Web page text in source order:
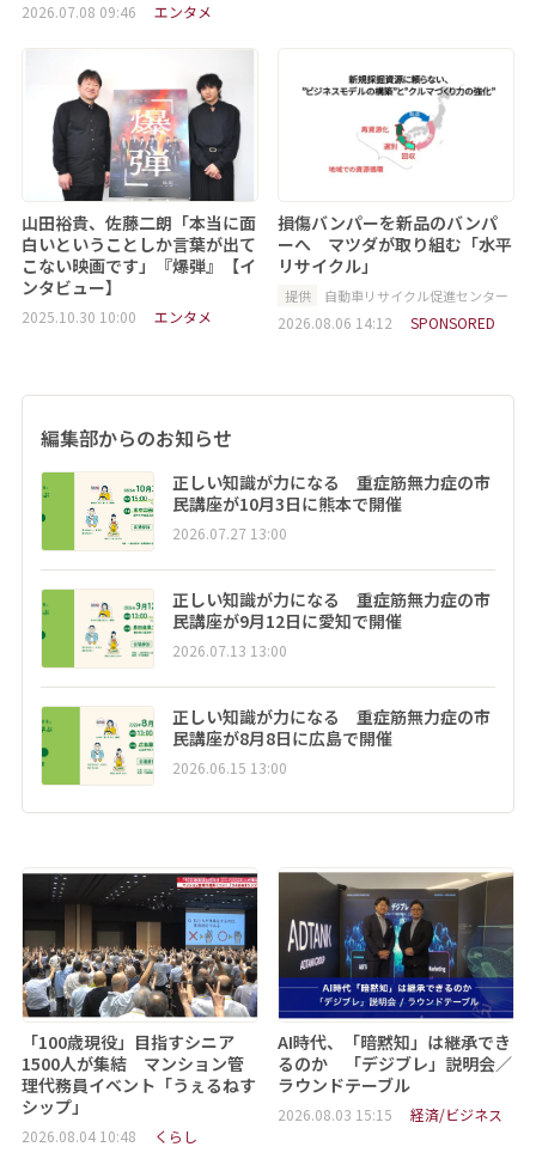
2026.07.08 09:46 エンタメ
山田裕貴、佐藤二朗「本当に面
白いということしか言葉が出て
こない映画です」『爆弾』【イ
ンタビュー】
2025.10.30 10:00 エンタメ
損傷バンパーを新品のバンパ
ーへ マツダが取り組む「水平
リサイクル」
提供 自動車リサイクル促進センター
2026.08.06 14:12 SPONSORED
編集部からのお知らせ
正しい知識が力になる 重症筋無力症の市
民講座が10月3日に熊本で開催
2026.07.27 13:00
正しい知識が力になる 重症筋無力症の市
民講座が9月12日に愛知で開催
2026.07.13 13:00
正しい知識が力になる 重症筋無力症の市
民講座が8月8日に広島で開催
2026.06.15 13:00
「100歳現役」目指すシニア
1500人が集結 マンション管
理代務員イベント「うぇるねす
シップ」
2026.08.04 10:48 くらし
AI時代、「暗黙知」は継承でき
るのか 「デジブレ」説明会／
ラウンドテーブル
2026.08.03 15:15 経済/ビジネス